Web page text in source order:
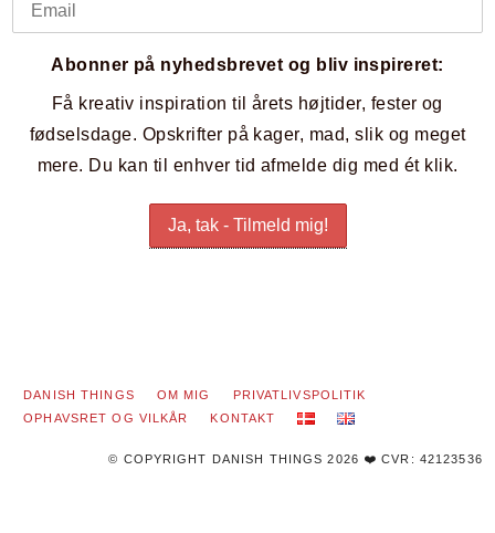
Abonner på nyhedsbrevet og bliv inspireret:
Få kreativ inspiration til årets højtider, fester og
fødselsdage. Opskrifter på kager, mad, slik og meget
mere. Du kan til enhver tid afmelde dig med ét klik.
DANISH THINGS OM MIG
PRIVATLIVSPOLITIK
OPHAVSRET OG VILKÅR
KONTAKT
© COPYRIGHT DANISH THINGS 2026 ❤️ CVR: 42123536